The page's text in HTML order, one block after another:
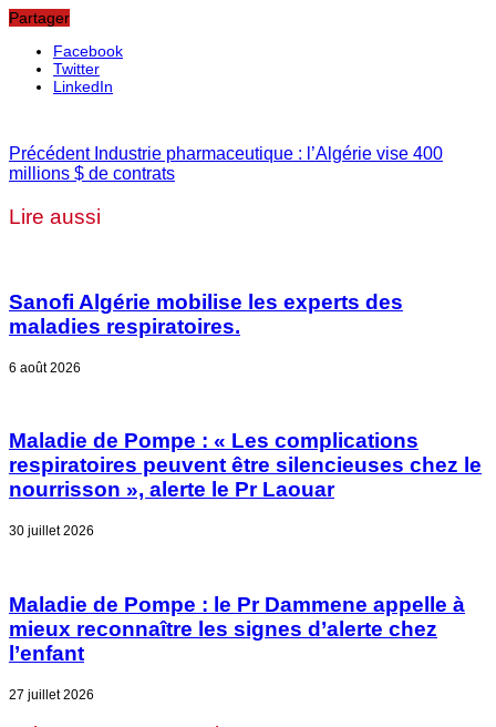
Partager
Facebook
Twitter
LinkedIn
PrécédentIndustrie pharmaceutique : l’Algérie vise 400
millions $ de contrats
Lire aussi
Sanofi Algérie mobilise les experts des
maladies respiratoires.
6 août 2026
Maladie de Pompe : « Les complications
respiratoires peuvent être silencieuses chez le
nourrisson », alerte le Pr Laouar
30 juillet 2026
Maladie de Pompe : le Pr Dammene appelle à
mieux reconnaître les signes d’alerte chez
l’enfant
27 juillet 2026